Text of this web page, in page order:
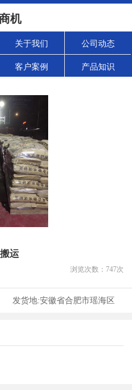
机
关于我们 公司动态
客户案例 产品知识
运
浏览次数： 747次
发货地:安徽省合肥市瑶海区